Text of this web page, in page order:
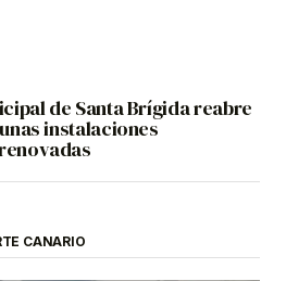
de Santa Brígida reabre
instalaciones
CANARIO